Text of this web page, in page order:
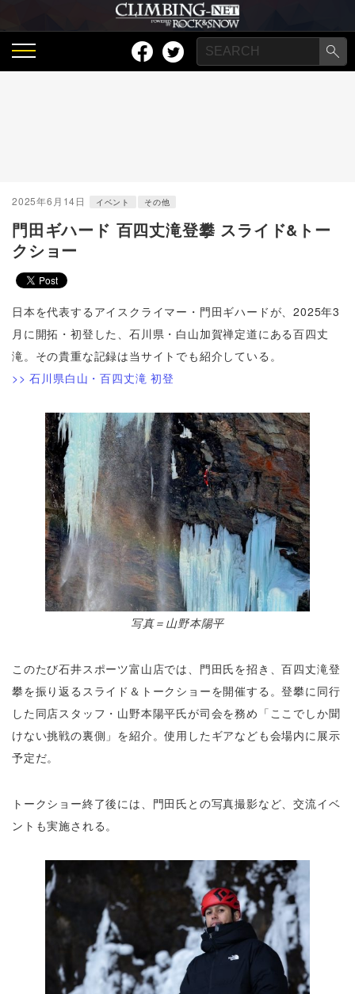
2025年6月14日 イベント その他
門田ギハード 百四丈滝登攀 スライド&トー
クショー
日本を代表するアイスクライマー・門田ギハードが、2025年3
月に開拓・初登した、石川県・白山加賀禅定道にある百四丈
滝。その貴重な記録は当サイトでも紹介している。
>> 石川県白山・百四丈滝 初登
写真＝山野本陽平
このたび石井スポーツ富山店では、門田氏を招き、百四丈滝登
攀を振り返るスライド＆トークショーを開催する。登攀に同行
した同店スタッフ・山野本陽平氏が司会を務め「ここでしか聞
けない挑戦の裏側」を紹介。使用したギアなども会場内に展示
予定だ。
トークショー終了後には、門田氏との写真撮影など、交流イベ
ントも実施される。